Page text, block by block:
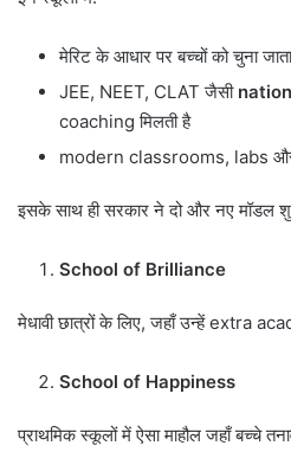
मेरिट के आधार पर बच्चों को चुना
JEE, NEET, CLAT जैसी
coaching मिलती है
modern classrooms, labs
इसके साथ ही सरकार ने दो और नए मॉडल
School of Brilliance
मेधावी छात्रों के लिए, जहाँ उन्हें extra
School of Happiness
प्राथमिक स्कूलों में ऐसा माहौल जहाँ बच्चे